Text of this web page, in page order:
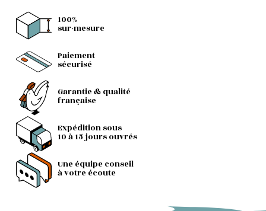
100%
sur-mesure
Paiement
sécurisé
Garantie & qualité
française
Expédition sous
10 à 15 jours ouvrés
Une équipe conseil
à votre écoute